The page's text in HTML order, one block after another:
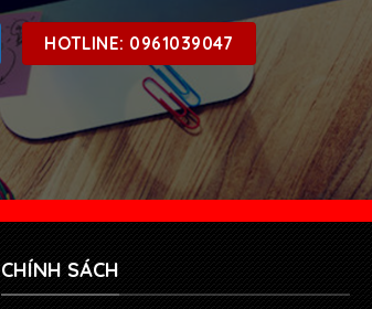
HOTLINE: 0961039047
CHÍNH SÁCH